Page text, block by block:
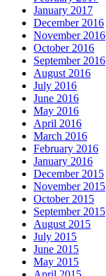
January 2017
December 2016
November 2016
October 2016
September 2016
August 2016
July 2016
June 2016
May 2016
April 2016
March 2016
February 2016
January 2016
December 2015
November 2015
October 2015
September 2015
August 2015
July 2015
June 2015
May 2015